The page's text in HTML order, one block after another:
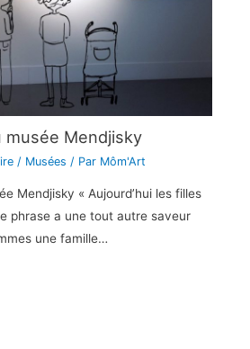
Mendjisky
/ Musées / Par Môm'Art
Mendjisky « Aujourd’hui les filles
phrase a une tout autre saveur
une famille…